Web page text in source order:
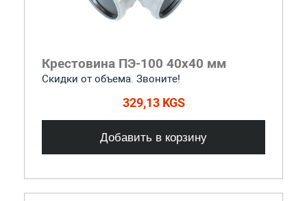
Крестовина ПЭ-100 40x40 мм
Скидки от объема. Звоните!
329,13 KGS
Добавить в корзину